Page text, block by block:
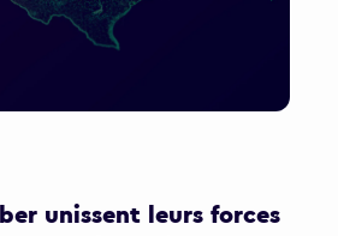
unissent leurs forces